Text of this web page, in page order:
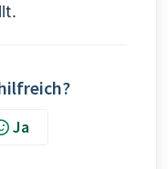
Ja